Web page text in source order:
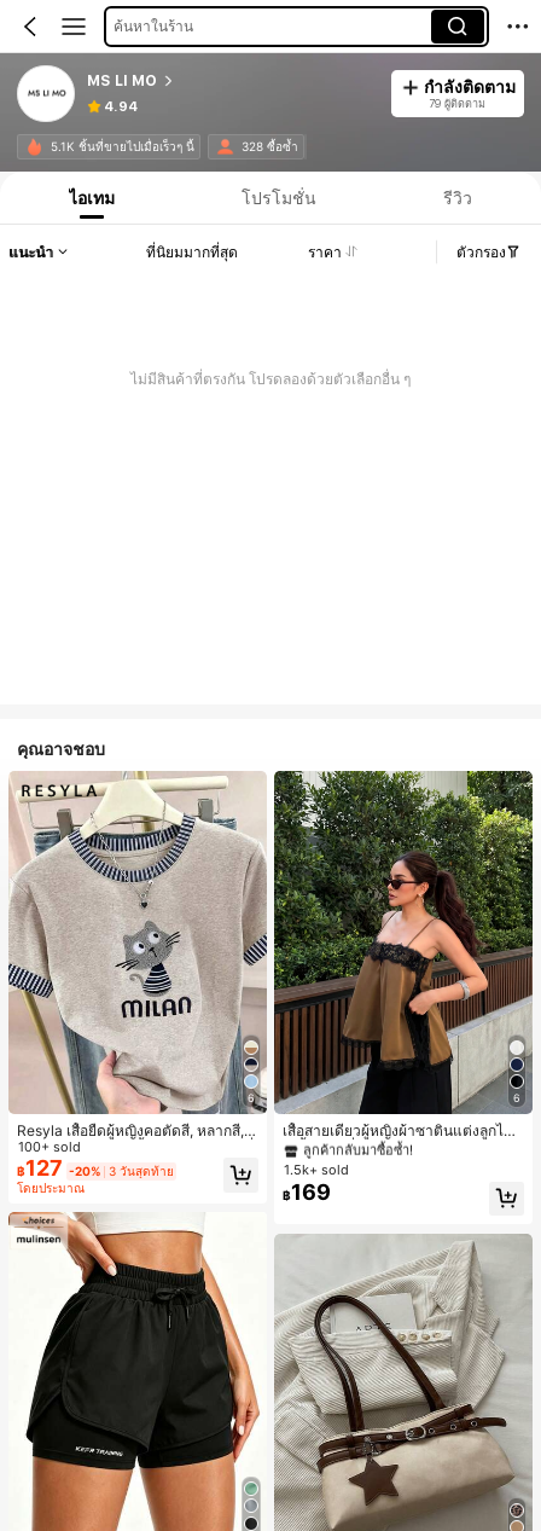
ค้นหาในร้าน
MS LI MO
4.94
กำลังติดตาม
79 ผู้ติดตาม
5.1K ชิ้นที่ขายไปเมื่อเร็วๆ นี้ 328 ซื้อซ้ำ
ไอเทม โปรโมชั่น รีวิว
แนะนำ ที่นิยมมากที่สุด ราคา ตัวกรอง
ไม่มีสินค้าที่ตรงกัน โปรดลองด้วยตัวเลือกอื่น ๆ
คุณอาจชอบ
6
Resyla เสื้อยืดผู้หญิงคอตัดสี, หลากสี, ล
ายพิมพ์แมวน่ารัก, เสื้อสำหรับออกไปเที่
ยวฤดูร้อน, ดีไซน์กราฟิก, ความรู้สึกพรีเ
มียม, ลำลองอเนกประสงค์, สวมใส่ประ
จำวัน, กลางแจ้ง, ช้อปปิ้ง, การเดินทาง
เสื้อผ้ากลางแจ้ง
100+ sold
฿127 -20% 3 วันสุดท้าย
โดยประมาณ
6
เสื้อสายเดี่ยวผู้หญิงผ้าซาตินแต่งลูกไม้
- เสื้อสายเดี่ยวฤดูร้อนสีคากีมีรอยผ่าด้า
นข้างที่น่าดึงดูดแบบสบายๆ
#1 ขายดี
ใน สีกากี เสื้อสตรี เสื้อเบลาส์ & Tee
ลูกค้ากลับมาซื้อซ้ำ!
#1 ขายดี
ลูกค้ากลับมาซื้อซ้ำ!
#1 ขายดี
ลูกค้ากลับมาซื้อซ้ำ!
#1 ขายดี
ใน สีกากี เสื้อสตรี เสื้อเบลาส์ & Tee
1.5k+ sold
฿169